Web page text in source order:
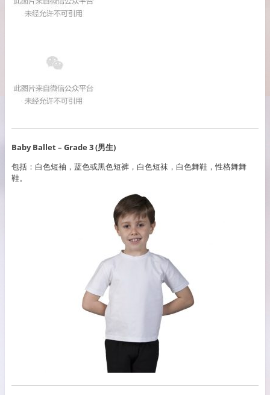
Baby Ballet – Grade 3 (男生)
包括：白色短袖，蓝色或黑色短裤，白色短袜，白色舞鞋，性格舞舞
鞋。